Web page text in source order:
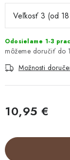
Odosielame 1-3
Možnosti
10,95 €